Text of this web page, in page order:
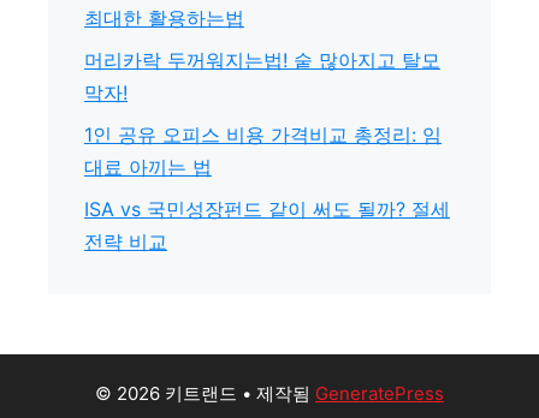
최대한 활용하는법
머리카락 두꺼워지는법! 숱 많아지고 탈모
막자!
1인 공유 오피스 비용 가격비교 총정리: 임
대료 아끼는 법
ISA vs 국민성장펀드 같이 써도 될까? 절세
전략 비교
© 2026 키트랜드 • 제작됨 GeneratePress